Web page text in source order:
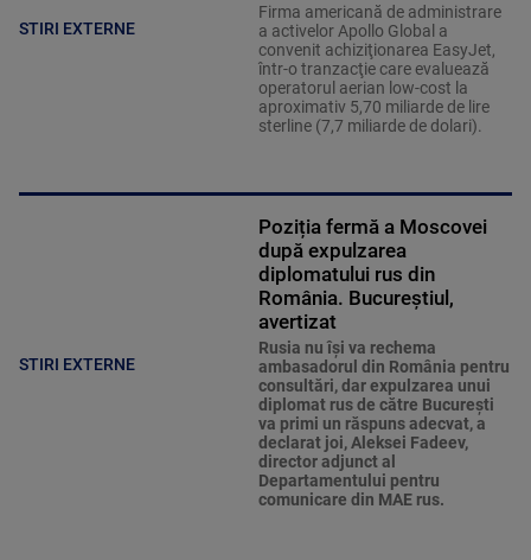
STIRI EXTERNE
Firma americană de administrare
a activelor Apollo Global a
convenit achiziţionarea EasyJet,
într-o tranzacţie care evaluează
operatorul aerian low-cost la
aproximativ 5,70 miliarde de lire
sterline (7,7 miliarde de dolari).
STIRI EXTERNE
Poziția fermă a Moscovei
după expulzarea
diplomatului rus din
România. Bucureștiul,
avertizat
Rusia nu îşi va rechema
ambasadorul din România pentru
consultări, dar expulzarea unui
diplomat rus de către Bucureşti
va primi un răspuns adecvat, a
declarat joi, Aleksei Fadeev,
director adjunct al
Departamentului pentru
comunicare din MAE rus.